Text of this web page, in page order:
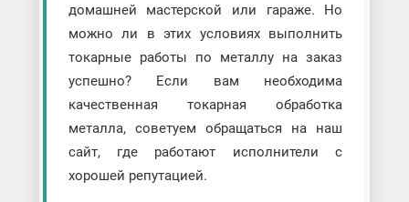
домашней мастерской или гараже. Но
можно ли в этих условиях выполнить
токарные работы по металлу на заказ
успешно? Если вам необходима
качественная токарная обработка
металла, советуем обращаться на наш
сайт, где работают исполнители с
хорошей репутацией.